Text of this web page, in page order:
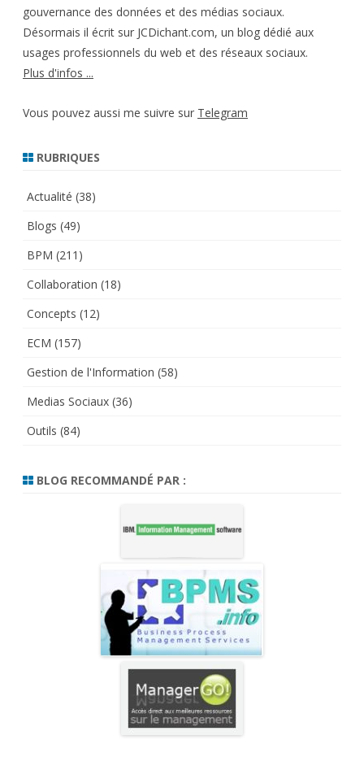
gouvernance des données et des médias sociaux.
Désormais il écrit sur JCDichant.com, un blog dédié aux
usages professionnels du web et des réseaux sociaux.
Plus d'infos ...
Vous pouvez aussi me suivre sur Telegram
RUBRIQUES
Actualité (38)
Blogs (49)
BPM (211)
Collaboration (18)
Concepts (12)
ECM (157)
Gestion de l'Information (58)
Medias Sociaux (36)
Outils (84)
BLOG RECOMMANDÉ PAR :